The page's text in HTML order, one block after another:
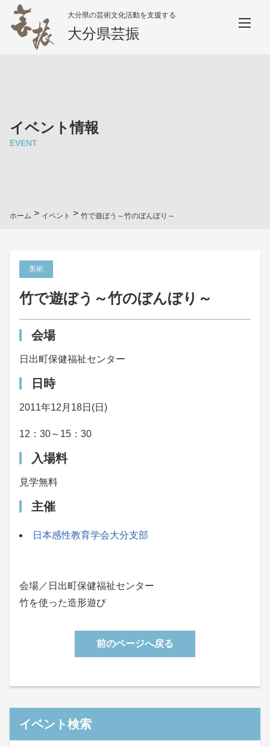
大分県の芸術文化活動を支援する
大分県芸振
イベント情報
EVENT
ホーム > イベント > 竹で遊ぼう～竹のぼんぼり～
美術
竹で遊ぼう～竹のぼんぼり～
会場
日出町保健福祉センター
日時
2011年12月18日(日)
12：30～15：30
入場料
見学無料
主催
日本感性教育学会大分支部
会場／日出町保健福祉センター
竹を使った造形遊び
前のページへ戻る
イベント検索